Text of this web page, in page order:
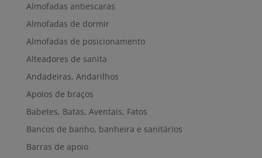
Almofadas antiescaras
Almofadas de dormir
Almofadas de posicionamento
Alteadores de sanita
Andadeiras, Andarilhos
Apoios de braços
Babetes, Batas, Aventais, Fatos
Bancos de banho, banheira e sanitários
Barras de apoio